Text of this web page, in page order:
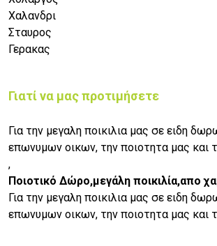
Χαλανδρι
Σταυρος
Γερακας
Γιατί να μας προτιμήσετε
Για την μεγαλη ποικιλια μας σε ειδη
επωνυμων οικων, την ποιοτητα μας και
,
Ποιοτικό Δώρο,μεγάλη ποικιλία,απο
Για την μεγαλη ποικιλια μας σε ειδη
επωνυμων οικων, την ποιοτητα μας και